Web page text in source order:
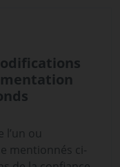
ou
mentionnés ci-